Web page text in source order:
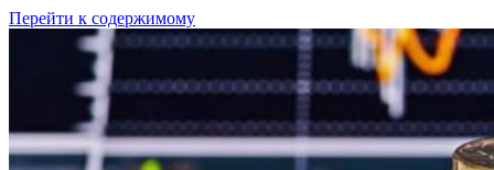
Перейти к содержимому